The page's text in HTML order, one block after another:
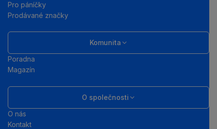
Pro páníčky
Prodávané značky
Komunita
Poradna
Magazín
O společnosti
O nás
Kontakt